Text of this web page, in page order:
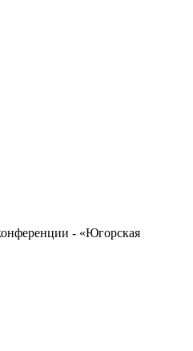
- «Югорская